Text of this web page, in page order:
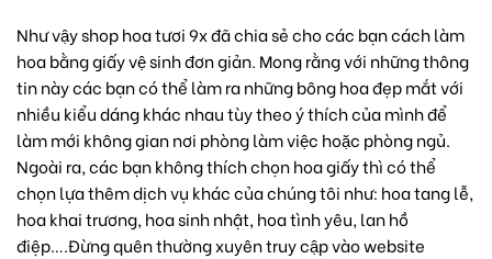
Như vậyshop hoa tươi9x đã chia sẻ cho các bạn cách làm
hoa bằng giấy vệ sinh đơn giản. Mong rằng với những thông
tin này các bạn có thể làm ra những bông hoa đẹp mắt với
nhiều kiểu dáng khác nhau tùy theo ý thích của mình để
làm mới không gian nơi phòng làm việc hoặc phòng ngủ.
Ngoài ra, các bạn không thích chọn hoa giấy thì có thể
chọn lựa thêm dịch vụ khác của chúng tôi như: hoa tang lễ,
hoa khai trương, hoa sinh nhật, hoa tình yêu, lan hồ
điệp….Đừng quên thường xuyên truy cập vào website